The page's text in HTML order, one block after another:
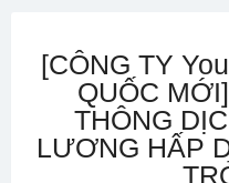
[CÔNG TY
QUỐC
THÔNG
LƯƠNG HẤP